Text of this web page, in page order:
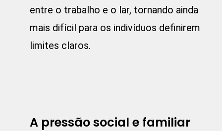
entre o trabalho e o lar, tornando ainda
mais difícil para os indivíduos definirem
limites claros.
A pressão social e familiar